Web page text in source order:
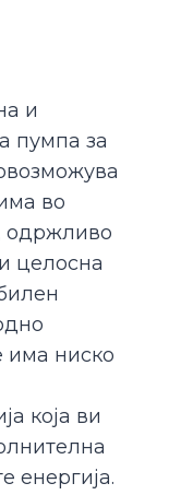
и
пумпа за
во
одржливо
целосна
има ниско
која ви
енергија.